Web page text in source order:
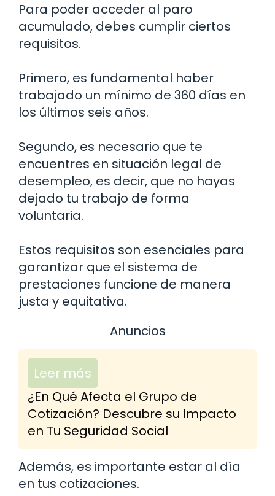
Para poder acceder al paro
acumulado, debes cumplir ciertos
requisitos.
Primero, es fundamental haber
trabajado un mínimo de 360 días en
los últimos seis años.
Segundo, es necesario que te
encuentres en situación legal de
desempleo, es decir, que no hayas
dejado tu trabajo de forma
voluntaria.
Estos requisitos son esenciales para
garantizar que el sistema de
prestaciones funcione de manera
justa y equitativa.
Anuncios
Leer más
¿En Qué Afecta el Grupo de
Cotización? Descubre su Impacto
en Tu Seguridad Social
Además, es importante estar al día
en tus cotizaciones.